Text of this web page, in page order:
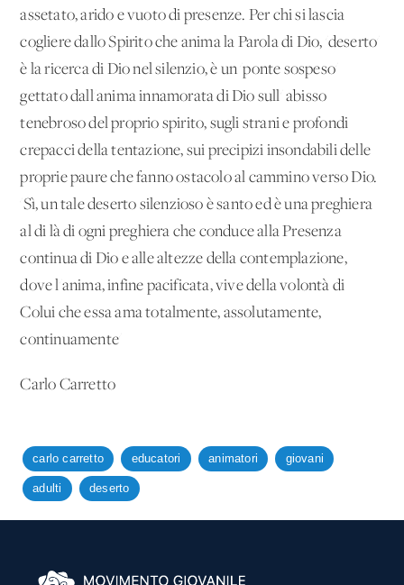
assetato, arido e vuoto di presenze. Per chi si lascia
cogliere dallo Spirito che anima la Parola di Dio, 'deserto'
è la ricerca di Dio nel silenzio, è un 'ponte sospeso'
gettato dall'anima innamorata di Dio sull' abisso
tenebroso del proprio spirito, sugli strani e profondi
crepacci della tentazione, sui precipizi insondabili delle
proprie paure che fanno ostacolo al cammino verso Dio.
'Sì, un tale deserto silenzioso è santo ed è una preghiera
al di là di ogni preghiera che conduce alla Presenza
continua di Dio e alle altezze della contemplazione,
dove l'anima, infine pacificata, vive della volontà di
Colui che essa ama totalmente, assolutamente,
continuamente'
Carlo Carretto
carlo carretto educatori animatori giovani
adulti deserto